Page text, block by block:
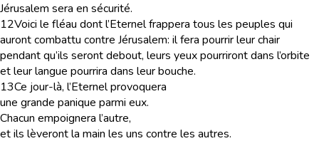
Jérusalem sera en sécurité.
12Voici le fléau dont l’Eternel frappera tous les peuples qui
auront combattu contre Jérusalem: il fera pourrir leur chair
pendant qu’ils seront debout, leurs yeux pourriront dans l’orbite
et leur langue pourrira dans leur bouche.
13Ce jour-là, l’Eternel provoquera
une grande panique parmi eux.
Chacun empoignera l’autre,
et ils lèveront la main les uns contre les autres.